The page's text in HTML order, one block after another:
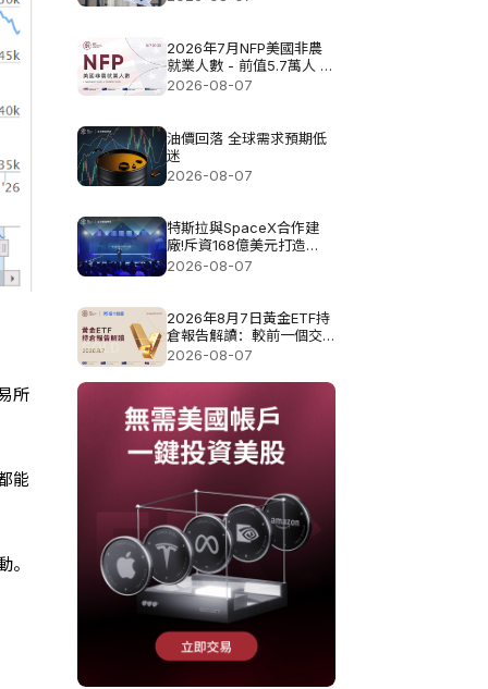
所
能
。
2026年7月NFP美國非農
就業人數 - 前值5.7萬人 預
測值8.3萬
2026-08-07
油價回落 全球需求預期低
迷
2026-08-07
特斯拉與SpaceX合作建
廠!斥資168億美元打造
Terafab基地
2026-08-07
2026年8月7日黃金ETF持
倉報告解讀：較前一個交
易日增加0.571噸
2026-08-07